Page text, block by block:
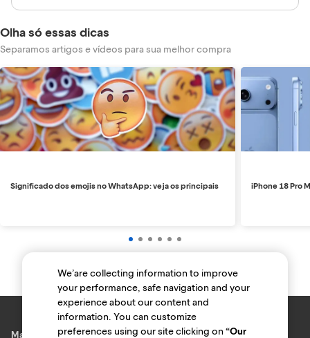
Olha só essas dicas
Separamos artigos e vídeos para sua melhor compra
Significado dos emojis no WhatsApp: veja os principais iPhone 18 Pro
Marcas e lojas
We’are collecting information to improve
your performance, safe navigation and your
experience about our content and
information. You can customize
preferences using our site clicking on“Our